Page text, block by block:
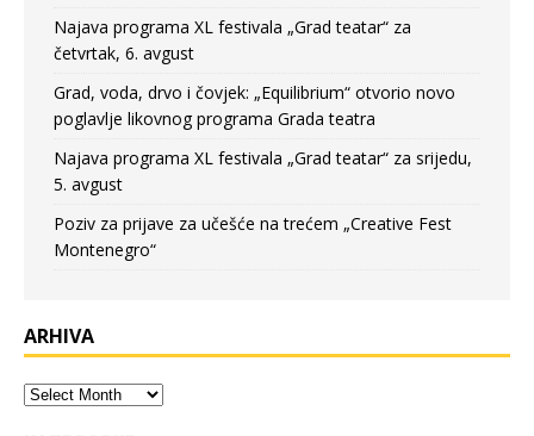
Najava programa XL festivala „Grad teatar“ za
četvrtak, 6. avgust
Grad, voda, drvo i čovjek: „Equilibrium“ otvorio novo
poglavlje likovnog programa Grada teatra
Najava programa XL festivala „Grad teatar“ za srijedu,
5. avgust
Poziv za prijave za učešće na trećem „Creative Fest
Montenegro“
ARHIVA